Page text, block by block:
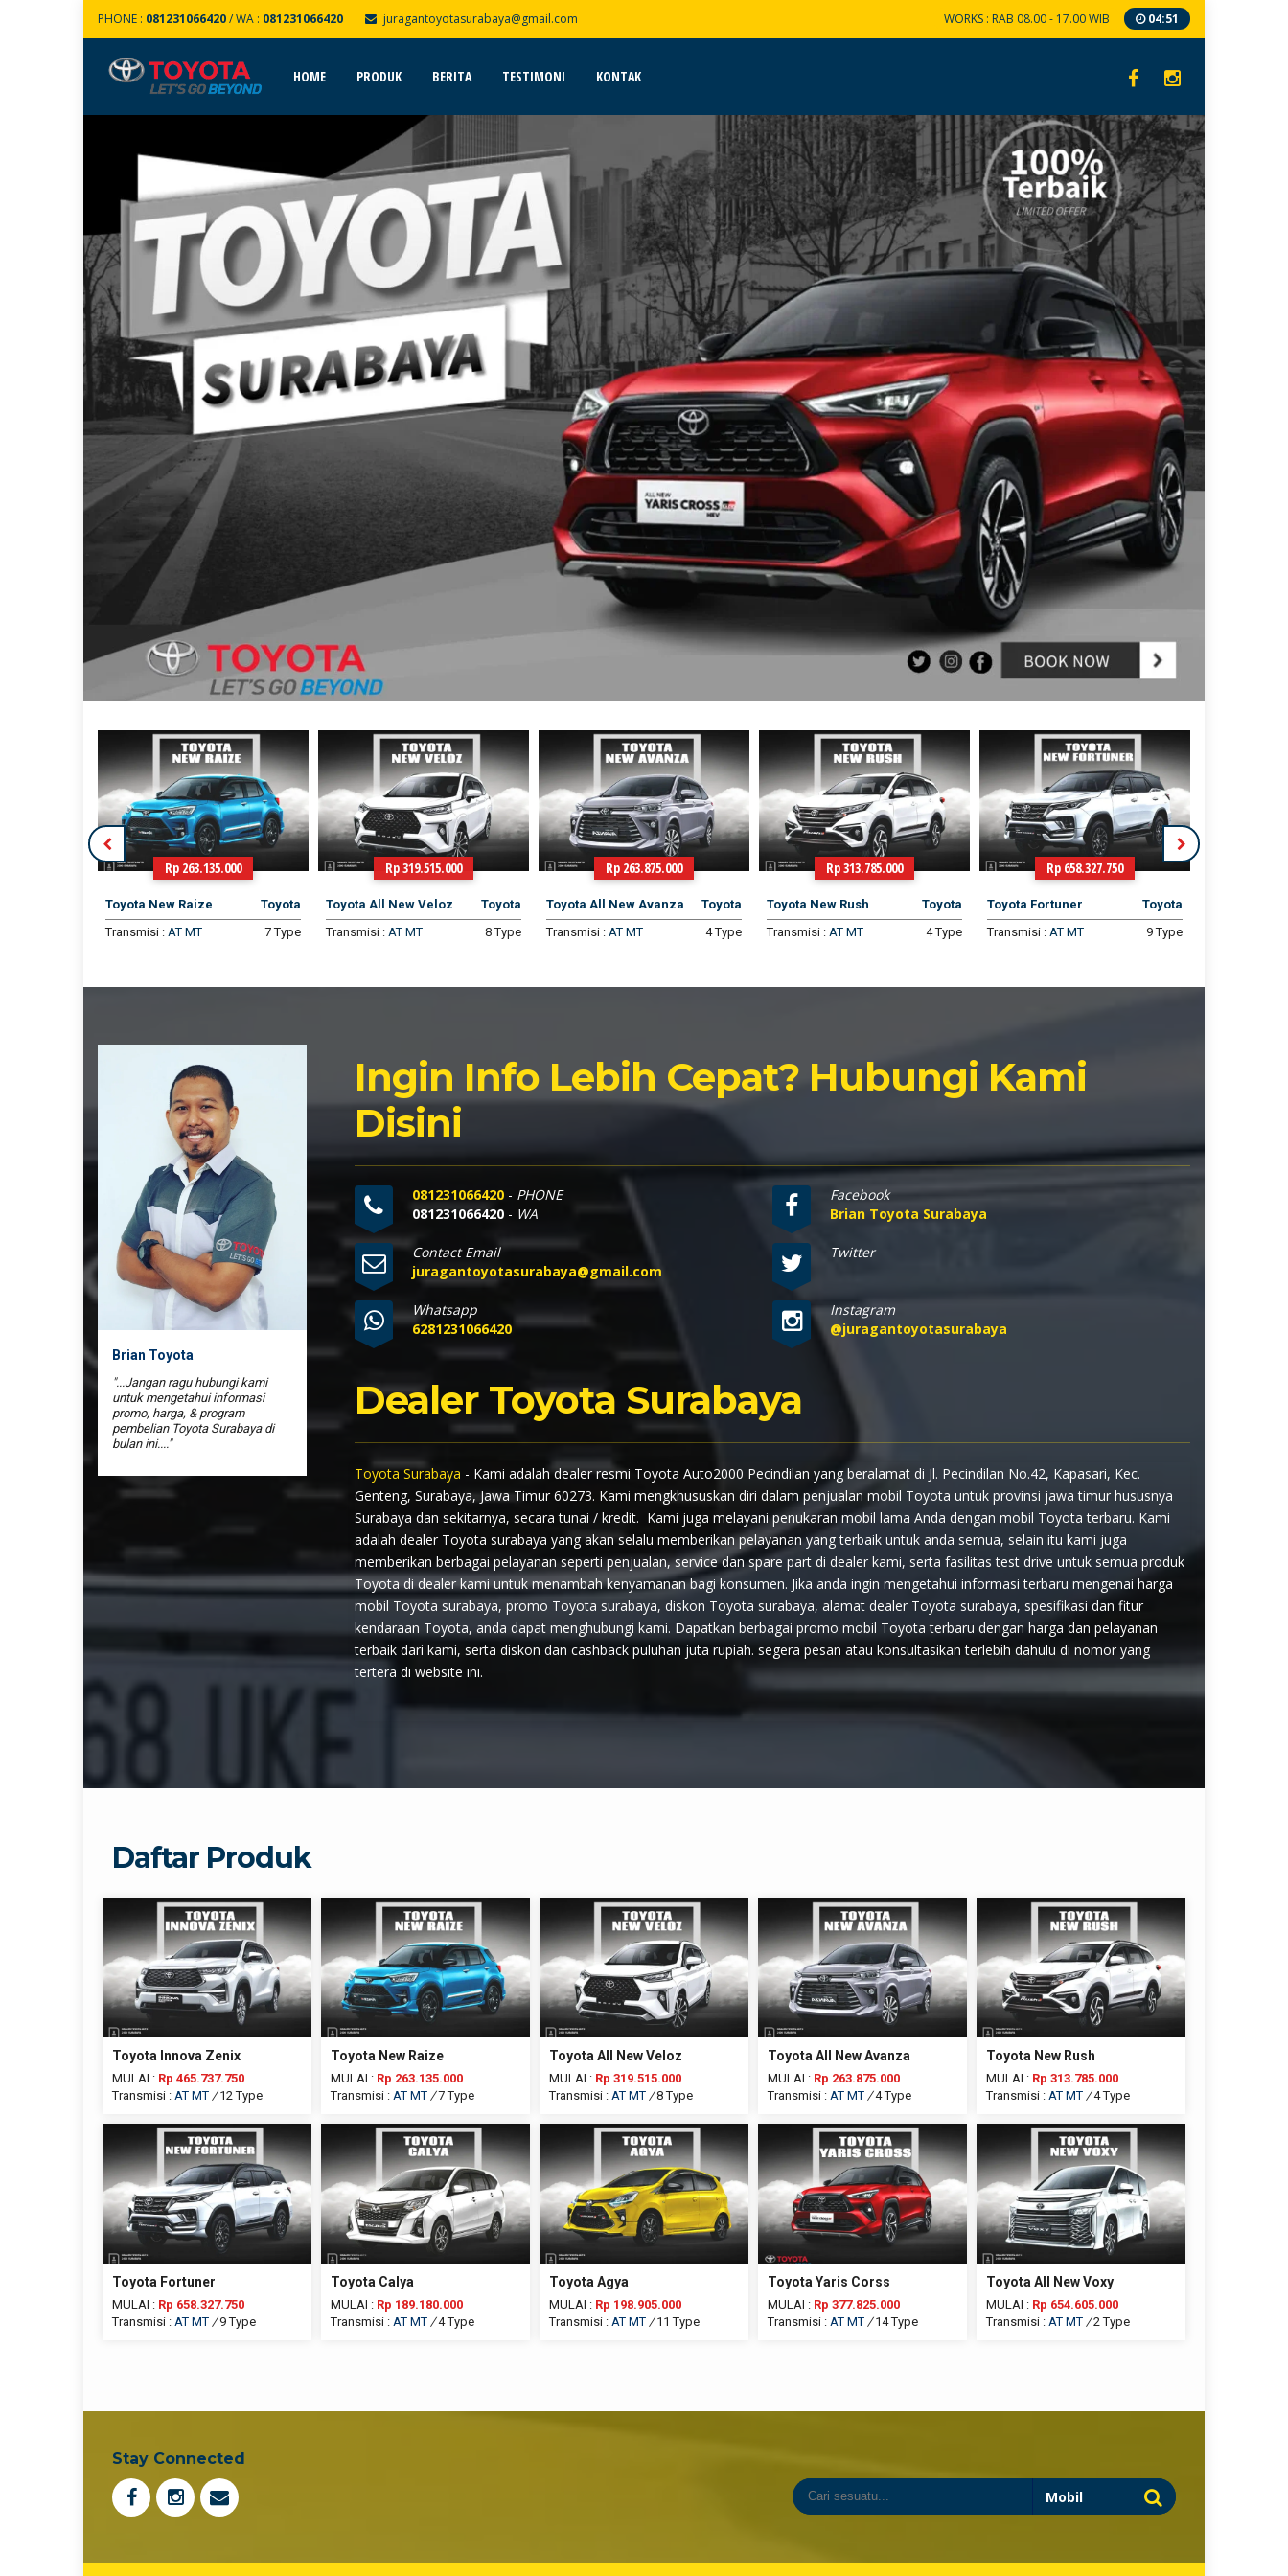
PHONE : 081231066420/ WA : 081231066420 juragantoyotasurabaya@gmail.com WORKS : RAB 08.00 - 17.00 WIB 04:51
HOME PRODUK BERITA TESTIMONI KONTAK
Rp 263.135.000
Toyota New Raize
Toyota
Transmisi : AT MT 7 Type
Rp 319.515.000
Toyota All New Veloz
Toyota
Transmisi : AT MT 8 Type
Rp 263.875.000
Toyota All New Avanza
Toyota
Transmisi : AT MT 4 Type
Rp 313.785.000
Toyota New Rush
Toyota
Transmisi : AT MT 4 Type
Rp 658.327.750
Toyota Fortuner
Toyota
Transmisi : AT MT 9 Type
Brian Toyota
"...Jangan ragu hubungi kami
untuk mengetahui informasi
promo, harga, & program
pembelian Toyota Surabaya di
bulan ini...."
Ingin Info Lebih Cepat? Hubungi Kami
Disini
081231066420 - PHONE
081231066420 - WA
Contact Email
juragantoyotasurabaya@gmail.com
Whatsapp
6281231066420
Facebook
Brian Toyota Surabaya
Twitter
Instagram
@juragantoyotasurabaya
Dealer Toyota Surabaya
Toyota Surabaya - Kami adalah dealer resmi Toyota Auto2000 Pecindilan yang beralamat di Jl. Pecindilan No.42, Kapasari, Kec.
Genteng, Surabaya, Jawa Timur 60273. Kami mengkhususkan diri dalam penjualan mobil Toyota untuk provinsi jawa timur hususnya
Surabaya dan sekitarnya, secara tunai / kredit. Kami juga melayani penukaran mobil lama Anda dengan mobil Toyota terbaru. Kami
adalah dealer Toyota surabaya yang akan selalu memberikan pelayanan yang terbaik untuk anda semua, selain itu kami juga
memberikan berbagai pelayanan seperti penjualan, service dan spare part di dealer kami, serta fasilitas test drive untuk semua produk
Toyota di dealer kami untuk menambah kenyamanan bagi konsumen. Jika anda ingin mengetahui informasi terbaru mengenai harga
mobil Toyota surabaya, promo Toyota surabaya, diskon Toyota surabaya, alamat dealer Toyota surabaya, spesifikasi dan fitur
kendaraan Toyota, anda dapat menghubungi kami. Dapatkan berbagai promo mobil Toyota terbaru dengan harga dan pelayanan
terbaik dari kami, serta diskon dan cashback puluhan juta rupiah. segera pesan atau konsultasikan terlebih dahulu di nomor yang
tertera di website ini.
Daftar Produk
Toyota Innova Zenix
MULAI : Rp 465.737.750
Transmisi : AT MT /12 Type
Toyota New Raize
MULAI : Rp 263.135.000
Transmisi : AT MT /7 Type
Toyota All New Veloz
MULAI : Rp 319.515.000
Transmisi : AT MT /8 Type
Toyota All New Avanza
MULAI : Rp 263.875.000
Transmisi : AT MT /4 Type
Toyota New Rush
MULAI : Rp 313.785.000
Transmisi : AT MT /4 Type
Toyota Fortuner
MULAI : Rp 658.327.750
Transmisi : AT MT /9 Type
Toyota Calya
MULAI : Rp 189.180.000
Transmisi : AT MT /4 Type
Toyota Agya
MULAI : Rp 198.905.000
Transmisi : AT MT /11 Type
Toyota Yaris Corss
MULAI : Rp 377.825.000
Transmisi : AT MT /14 Type
Toyota All New Voxy
MULAI : Rp 654.605.000
Transmisi : AT MT /2 Type
Stay Connected